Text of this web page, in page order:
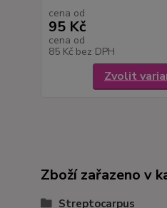
cena od
95 Kč
cena od
85 Kč bez DPH
Zvolit
Zboží zařazeno v
Streptocarpus